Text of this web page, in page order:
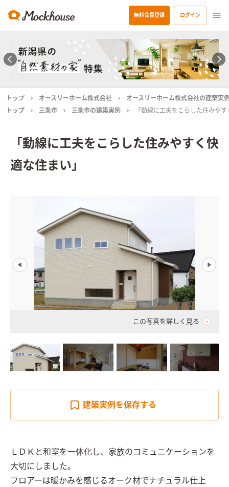
無料会員登録 ログイン
トップ オースリーホーム株式会社
オースリーホーム株式会社の建築実
トップ
三条市 三条市の建築実例 「動線に工夫をこらした住みや
「動線に工夫をこらした住みやすく快
適な住まい」
この写真を詳しく見る
建築実例を保存する
ＬＤＫと和室を一体化し、家族のコミュニケーションを
大切にしました。
フロアーは暖かみを感じるオーク材でナチュラル仕上